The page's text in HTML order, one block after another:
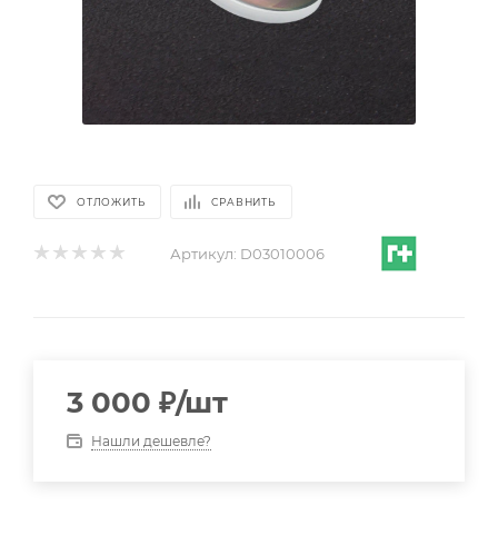
ОТЛОЖИТЬ СРАВНИТЬ
Артикул: D03010006
3 000 ₽/шт
Нашли дешевле?